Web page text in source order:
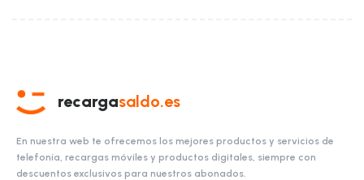
recargasaldo.es
En nuestra web te ofrecemos los mejores productos y servicios de
telefonía, recargas móviles y productos digitales, siempre con
descuentos exclusivos para nuestros abonados.